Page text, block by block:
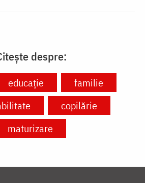
despre:
educație
familie
copilărie
maturizare